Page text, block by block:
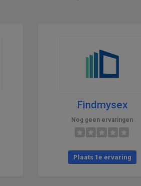
Findmysex
Nog geen ervaringen
Plaats 1e ervaring